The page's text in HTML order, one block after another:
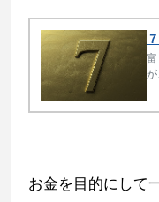
お金を目的にして